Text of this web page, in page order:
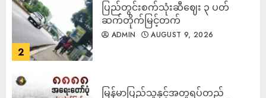
2
ပြည်တွင်းစက်သုံးဆီဈေး ၃ ပတ်
ဆက်တိုက်မြင့်တက်
ADMIN AUGUST 9, 2026
မြန်မာပြည်သူနှင့်အတူရပ်တည်